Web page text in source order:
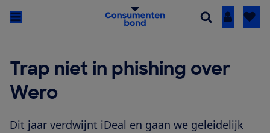
Inloggen
Trap niet in phishing over
Wero
Dit jaar verdwijnt iDeal en gaan we geleidelijk